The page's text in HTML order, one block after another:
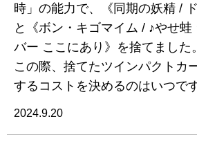
時」の能力で、《同期の妖精 /
と《ボン・キゴマイム / ♪やせ蛙
バー ここにあり》を捨てました。
この際、捨てたツインパクトカ
するコストを決めるのはいつで
2024.9.20